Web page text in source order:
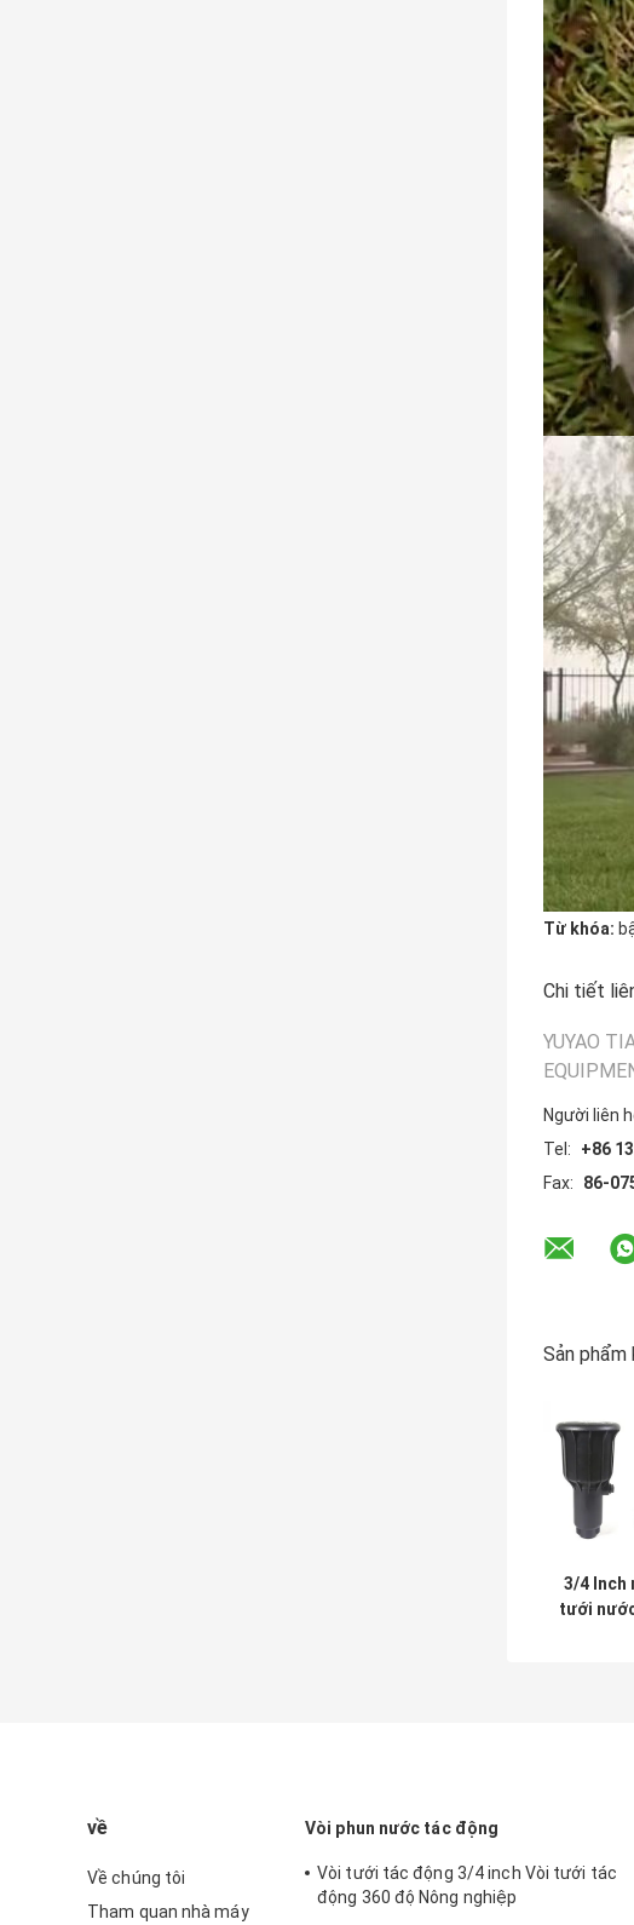
Từ khóa:
Chi tiết
YUYAO
Người liên
Tel:
+86
Fax:
86-
Sản phẩm
3/4 Inch
tưới
về
Về chúng tôi
Tham quan nhà máy
Vòi phun nước tác động
Vòi tưới tác động 3/4 inch Vòi tưới tác
động 360 độ Nông nghiệp